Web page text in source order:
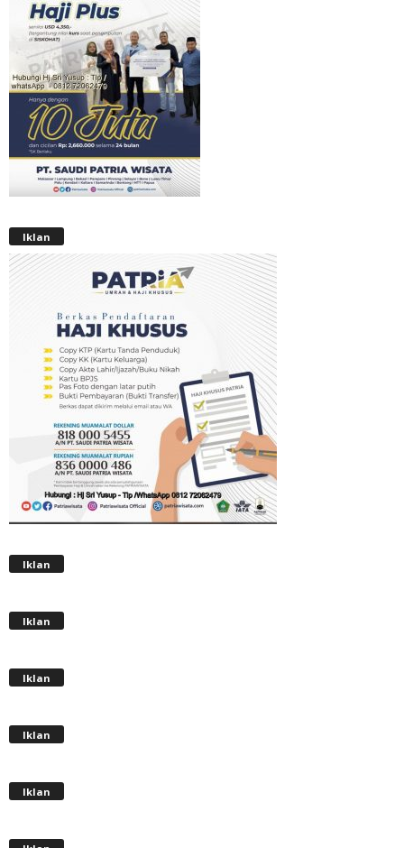
Iklan
Iklan
Iklan
Iklan
Iklan
Iklan